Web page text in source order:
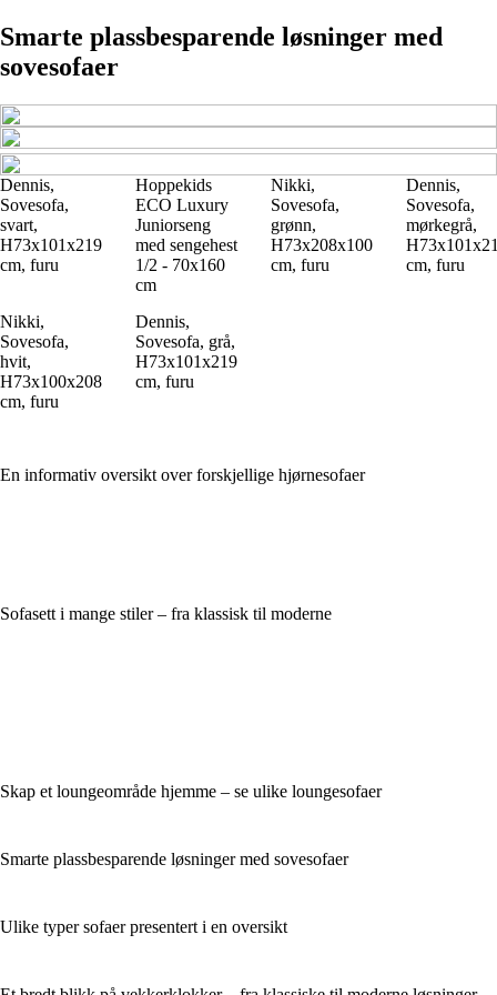
Smarte plassbesparende løsninger med
sovesofaer
Dennis,
Sovesofa,
svart,
H73x101x219
cm, furu
Hoppekids
ECO Luxury
Juniorseng
med sengehest
1/2 - 70x160
cm
Nikki,
Sovesofa,
grønn,
H73x208x100
cm, furu
Dennis,
Sovesofa,
mørkegrå,
cm, furu
Nikki,
Sovesofa,
hvit,
H73x100x208
cm, furu
Dennis,
Sovesofa, grå,
H73x101x219
cm, furu
En informativ oversikt over forskjellige hjørnesofaer
Sofasett i mange stiler – fra klassisk til moderne
Skap et loungeområde hjemme – se ulike loungesofaer
Smarte plassbesparende løsninger med sovesofaer
Ulike typer sofaer presentert i en oversikt